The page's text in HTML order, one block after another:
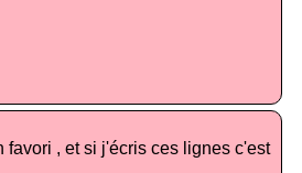
, et si j'écris ces lignes c'est